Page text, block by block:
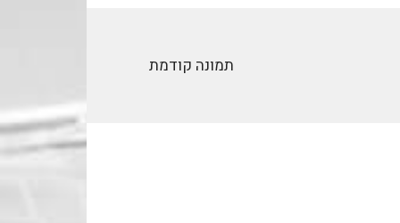
תמונה קודמת